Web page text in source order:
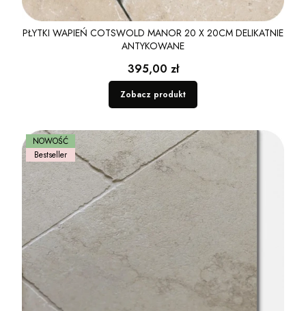
PŁYTKI WAPIEŃ COTSWOLD MANOR 20 X 20CM DELIKATNIE
ANTYKOWANE
Cena
395,00 zł
Zobacz produkt
Bestseller
NOWOŚĆ